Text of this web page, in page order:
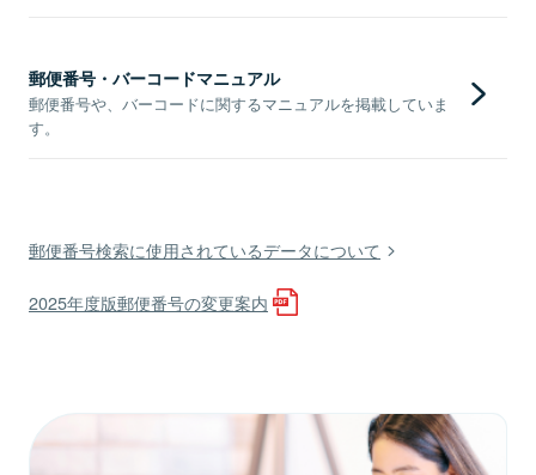
郵便番号・バーコードマニュアル
郵便番号や、バーコードに関するマニュアルを掲載していま
す。
郵便番号検索に使用されているデータについて
2025年度版郵便番号の変更案内